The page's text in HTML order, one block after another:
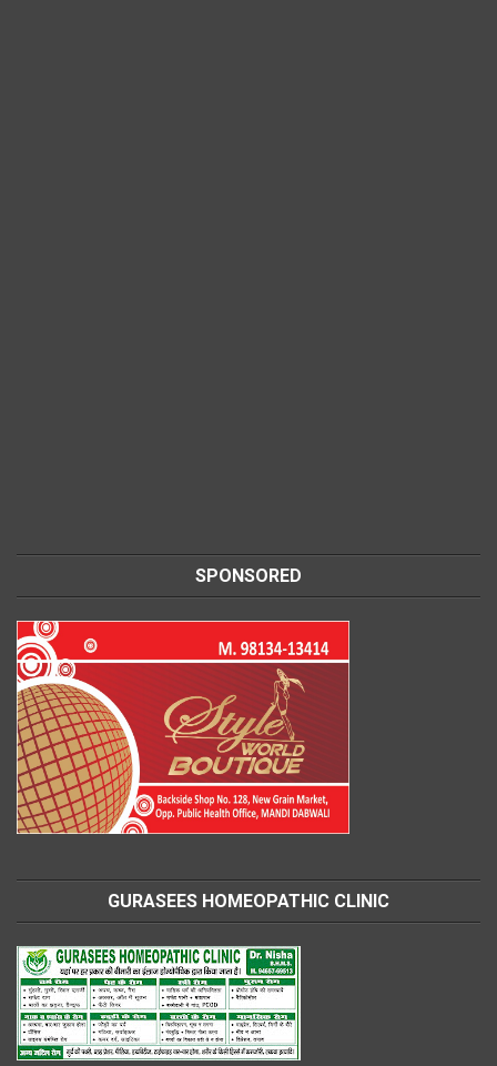
SPONSORED
GURASEES HOMEOPATHIC CLINIC